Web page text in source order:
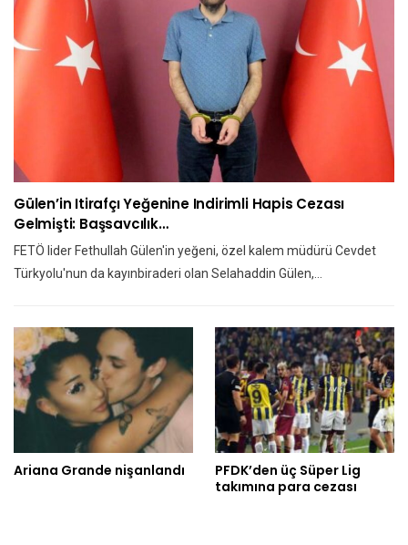
Gülen’in Itirafçı Yeğenine Indirimli Hapis Cezası
Gelmişti: Başsavcılık…
FETÖ lider Fethullah Gülen'in yeğeni, özel kalem müdürü Cevdet
Türkyolu'nun da kayınbiraderi olan Selahaddin Gülen,…
Ariana Grande nişanlandı
PFDK’den üç Süper Lig
takımına para cezası